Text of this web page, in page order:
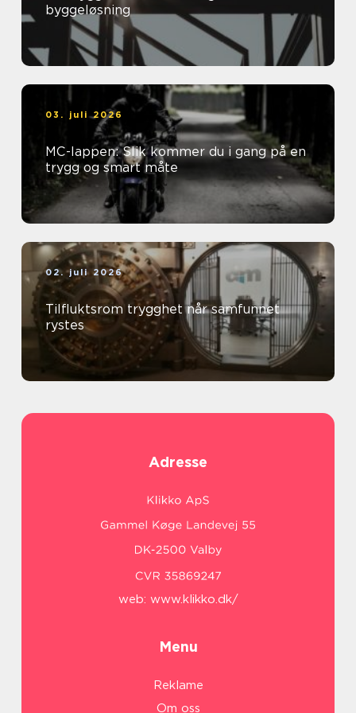
byggeløsning
03. juli 2026
MC-lappen: Slik kommer du i gang på en
trygg og smart måte
02. juli 2026
Tilfluktsrom trygghet når samfunnet
rystes
Adresse
web: www.klikko.dk/
Menu
Reklame
Om oss